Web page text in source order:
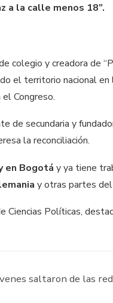
a la calle menos 18”.
colegio y creadora de
el territorio nacional
Congreso.
de secundaria y
la reconciliación.
en Bogotáy ya tiene
y otras partes
Ciencias Políticas,
saltaron de las